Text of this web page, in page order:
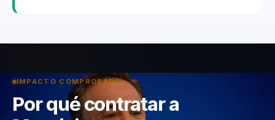
IMPACTO COMPROBADO
Por qué contratar a